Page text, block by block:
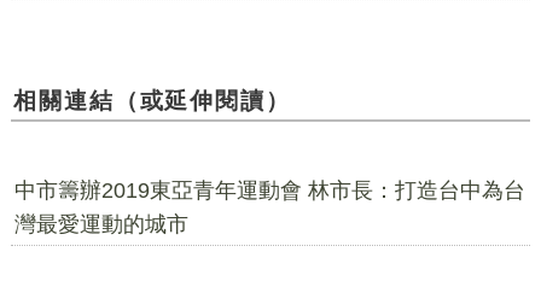
相關連結（或延伸閱讀）
中市籌辦2019東亞青年運動會 林市長：打造台中為台
灣最愛運動的城市